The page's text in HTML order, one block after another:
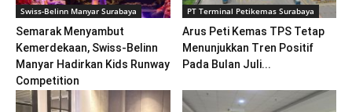
Swiss-Belinn Manyar Surabaya
Semarak Menyambut
Kemerdekaan, Swiss-Belinn
Manyar Hadirkan Kids Runway
Competition
PT Terminal Petikemas Surabaya
Arus Peti Kemas TPS Tetap
Menunjukkan Tren Positif
Pada Bulan Juli...